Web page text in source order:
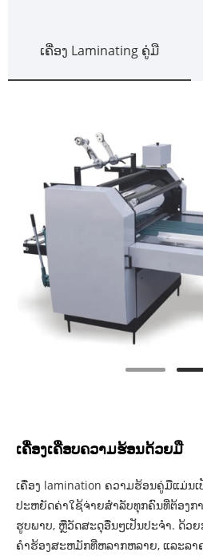
ເຄື່ອງ Laminating ຄູ່ມື
ເຄື່ອງເຄືອບຄວາມຮ້ອນດ້ວຍມື
ເຄື່ອງ lamination ຄວາມຮ້ອນຄູ່ມືແມ່ນ
ປະຫຍັດຄ່າໃຊ້ຈ່າຍສໍາລັບທຸກຄົນທີ່ຕ້ອງກ
ຮູບພາບ, ຫຼືວັດສະດຸອື່ນໆເປັນປະຈໍາ. ດ້ວ
ຄໍາຮ້ອງສະຫມັກທີ່ຫລາກຫລາຍ, ແລະລາ